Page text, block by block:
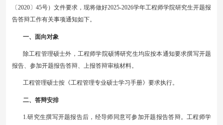
〔2020〕45号）文件要求，现将做好2025-2026学年工程师学院研究生开题报
告答辩工作有关事项通知如下。
一、面向对象
除工程管理硕士外，工程师学院硕博研究生均应按本通知要求撰写开题
报告、参加开题报告答辩、上报答辩审核材料。
工程管理硕士按《工程管理专业硕士学习手册》要求执行。
二、答辩安排
1.研究生撰写开题报告后，经导师同意可参加开题报告答辩。工程师学